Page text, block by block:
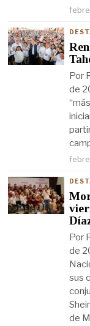
Por
de
Por
de
sus
de